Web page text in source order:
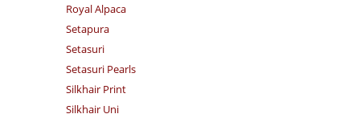
Royal Alpaca
Setapura
Setasuri
Setasuri Pearls
Silkhair Print
Silkhair Uni